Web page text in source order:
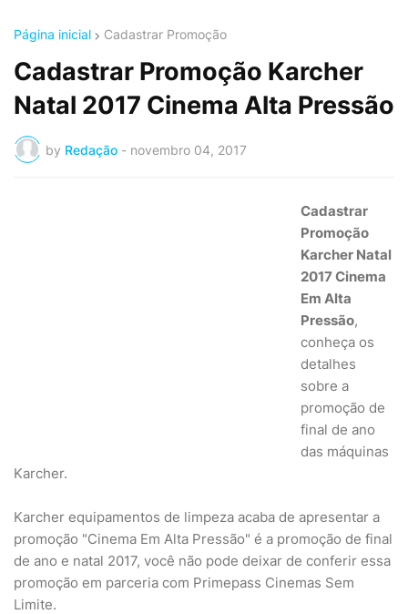
Página inicial Cadastrar Promoção
Cadastrar Promoção Karcher
Natal 2017 Cinema Alta Pressão
by Redação - novembro 04, 2017
Cadastrar
Promoção
Karcher Natal
2017 Cinema
Em Alta
Pressão,
conheça os
detalhes
sobre a
promoção de
final de ano
das máquinas
Karcher.
Karcher equipamentos de limpeza acaba de apresentar a
promoção "Cinema Em Alta Pressão" é a promoção de final
de ano e natal 2017, você não pode deixar de conferir essa
promoção em parceria com Primepass Cinemas Sem
Limite.